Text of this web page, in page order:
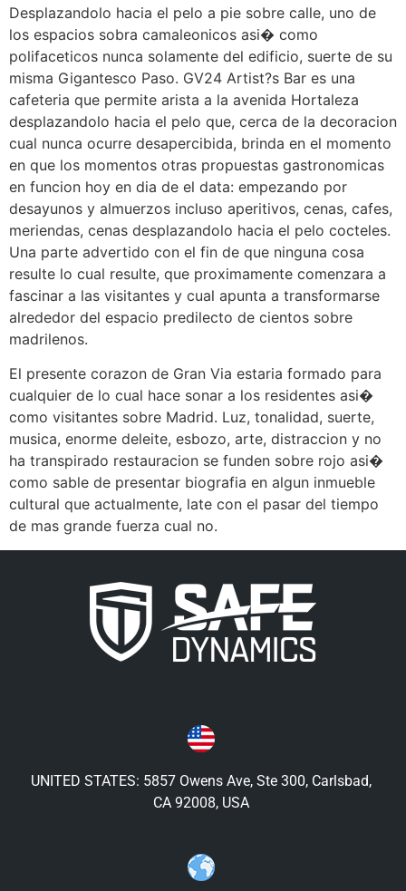
Desplazandolo hacia el pelo a pie sobre calle, uno de
los espacios sobra camaleonicos asi� como
polifaceticos nunca solamente del edificio, suerte de su
misma Gigantesco Paso. GV24 Artist?s Bar es una
cafeteria que permite arista a la avenida Hortaleza
desplazandolo hacia el pelo que, cerca de la decoracion
cual nunca ocurre desapercibida, brinda en el momento
en que los momentos otras propuestas gastronomicas
en funcion hoy en dia de el data: empezando por
desayunos y almuerzos incluso aperitivos, cenas, cafes,
meriendas, cenas desplazandolo hacia el pelo cocteles.
Una parte advertido con el fin de que ninguna cosa
resulte lo cual resulte, que proximamente comenzara a
fascinar a las visitantes y cual apunta a transformarse
alrededor del espacio predilecto de cientos sobre
madrilenos.
El presente corazon de Gran Via estaria formado para
cualquier de lo cual hace sonar a los residentes asi�
como visitantes sobre Madrid. Luz, tonalidad, suerte,
musica, enorme deleite, esbozo, arte, distraccion y no
ha transpirado restauracion se funden sobre rojo asi�
como sable de presentar biografia en algun inmueble
cultural que actualmente, late con el pasar del tiempo
de mas grande fuerza cual no.
UNITED STATES: 5857 Owens Ave, Ste 300, Carlsbad,
CA 92008, USA